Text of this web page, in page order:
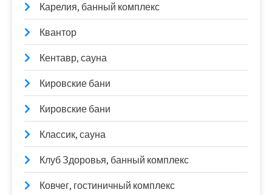
Карелия, банный комплекс
Квантор
Кентавр, сауна
Кировские бани
Кировские бани
Классик, сауна
Клуб Здоровья, банный комплекс
Ковчег, гостиничный комплекс